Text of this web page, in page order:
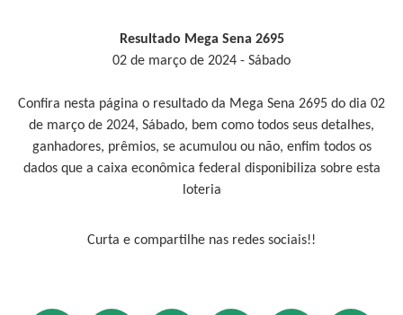
Resultado Mega Sena 2695
02 de março de 2024 - Sábado
Confira nesta página o resultado da Mega Sena 2695 do dia 02
de março de 2024, Sábado, bem como todos seus detalhes,
ganhadores, prêmios, se acumulou ou não, enfim todos os
dados que a caixa econômica federal disponibiliza sobre esta
loteria
Curta e compartilhe nas redes sociais!!